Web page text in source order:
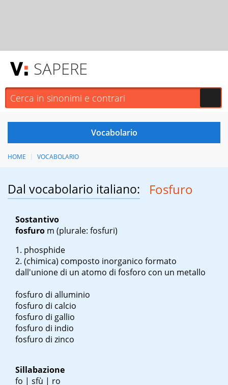
SAPERE
HOME VOCABOLARIO
Dal vocabolario italiano: Fosfuro
Sostantivo
fosfuro m (plurale: fosfuri)
phosphide
(chimica) composto inorganico formato
dall'unione di un atomo di fosforo con un metallo
fosfuro di alluminio
fosfuro di calcio
fosfuro di gallio
fosfuro di indio
fosfuro di zinco
Sillabazione
fo | sfù | ro